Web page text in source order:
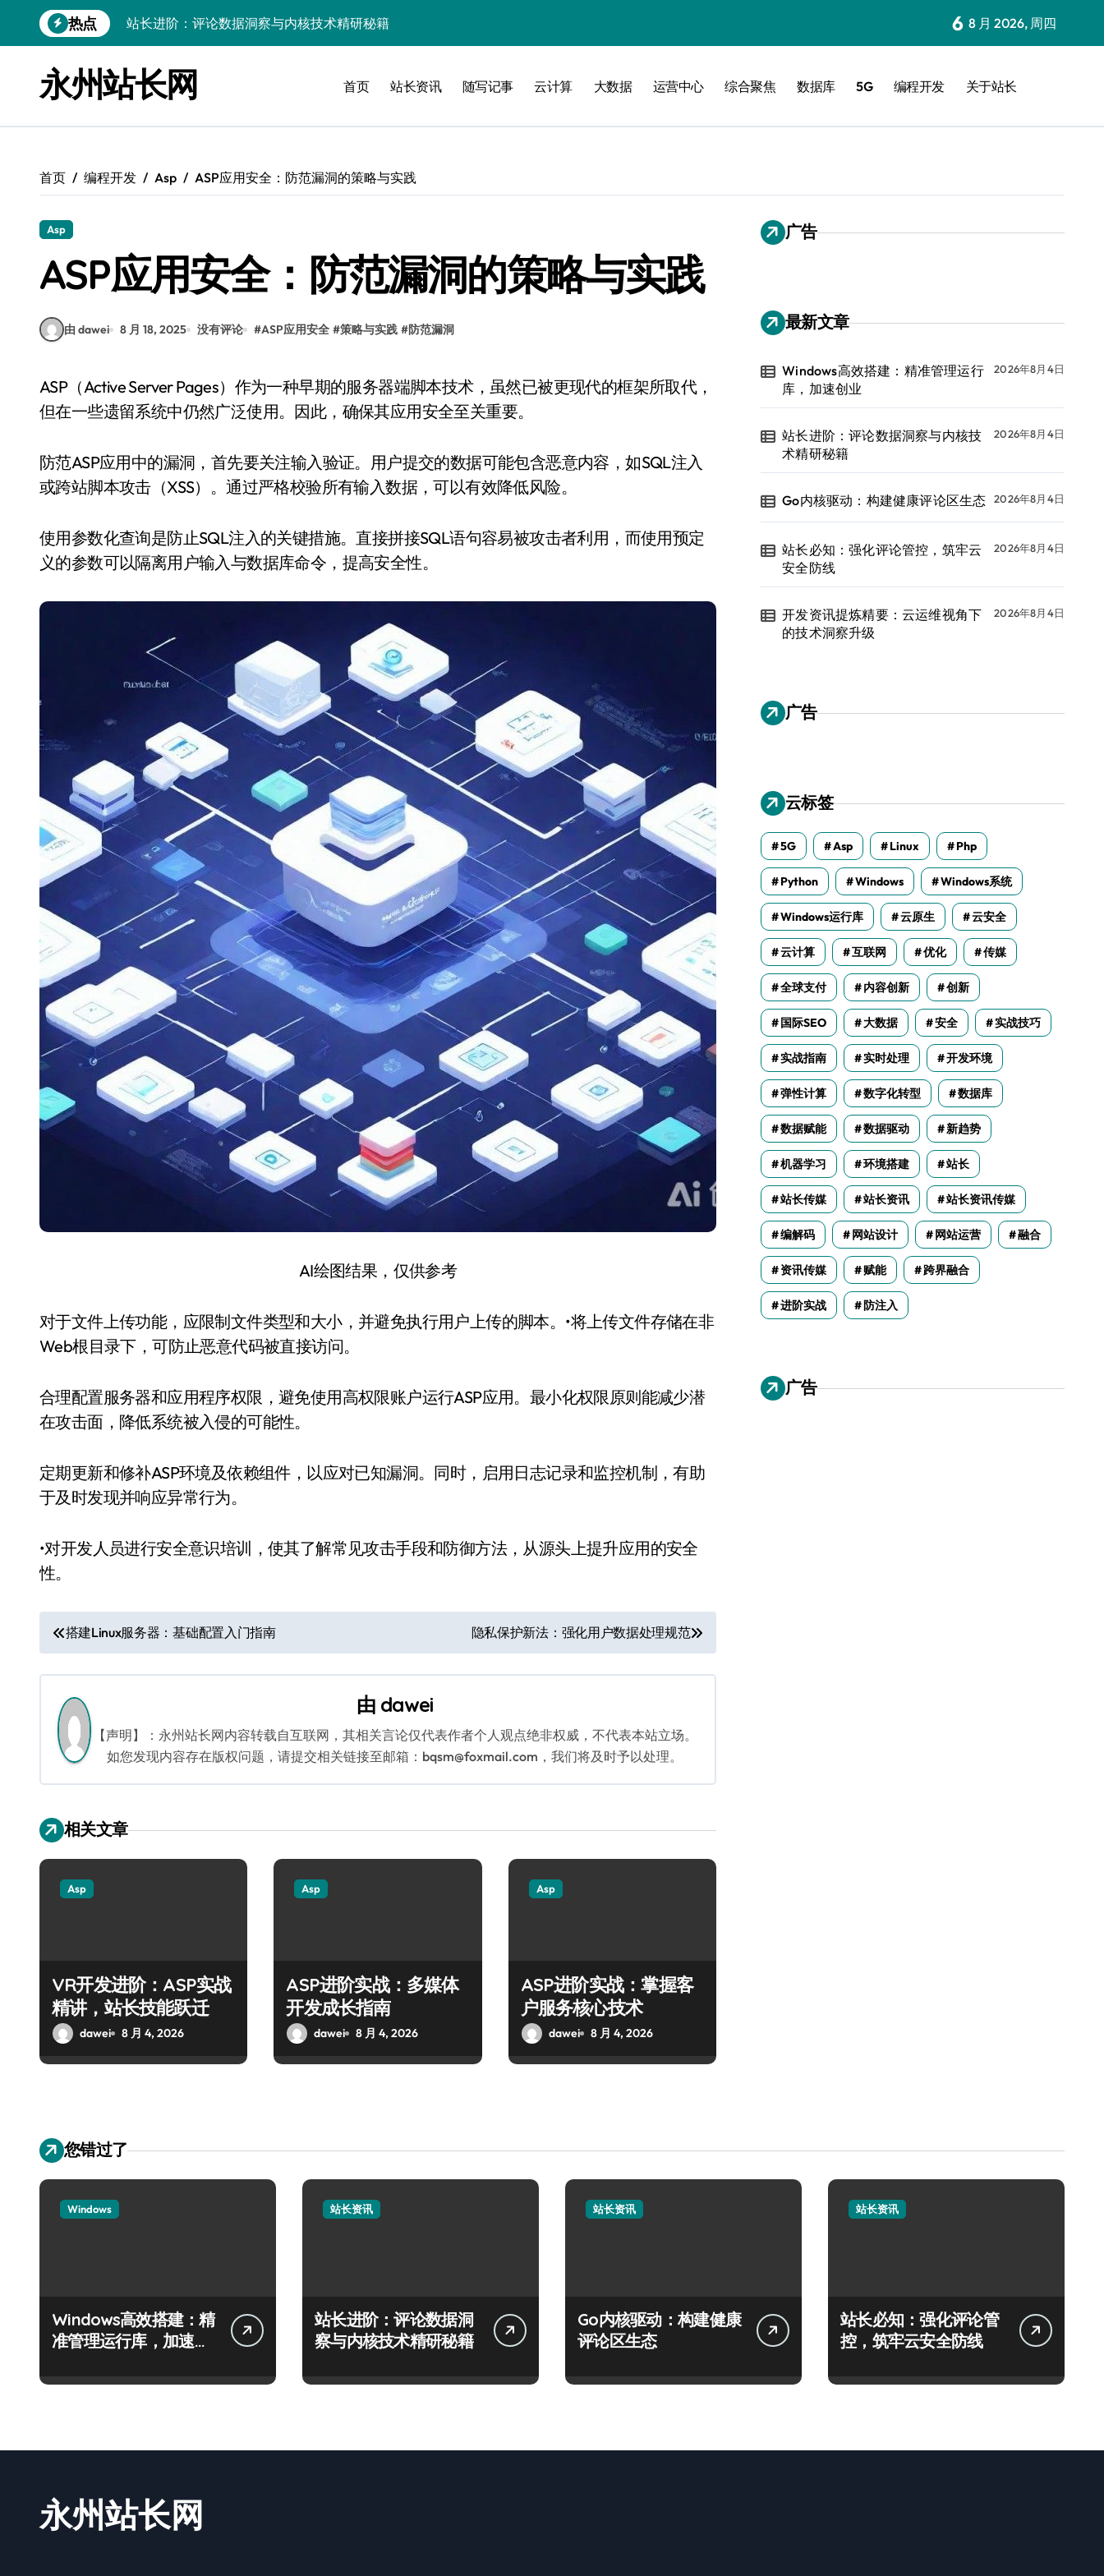
到
热点
站长进阶：评论数据洞察与内核技术精研秘籍
站长必知：强化评论管控，筑牢云安全防线
开发资讯提炼精要：云运维视角下的技术洞察升级
数据驱动交互优化，赋能站长高效运营
Linux机器学习环境搭建速成指南
弹性计算赋能Android云架构性能跃迁
Windows高效搭建：精准管理运行库，加速创业
6 8 月 2026, 周四
永州站长网 首页 站长资讯 随写记事 云计算 大数据 运营中心 综合聚焦 数据库 5G 编程开发 关于站长
首页 编程开发 Asp ASP应用安全：防范漏洞的策略与实践
Asp
ASP应用安全：防范漏洞的策略与实践
由 dawei 8 月 18, 2025 没有评论 #ASP应用安全 #策略与实践 #防范漏洞
ASP（Active Server Pages）作为一种早期的服务器端脚本技术，虽然已被更现代的框架所取代，
但在一些遗留系统中仍然广泛使用。因此，确保其应用安全至关重要。
防范ASP应用中的漏洞，首先要关注输入验证。用户提交的数据可能包含恶意内容，如SQL注入
或跨站脚本攻击（XSS）。通过严格校验所有输入数据，可以有效降低风险。
使用参数化查询是防止SQL注入的关键措施。直接拼接SQL语句容易被攻击者利用，而使用预定
义的参数可以隔离用户输入与数据库命令，提高安全性。
AI绘图结果，仅供参考
对于文件上传功能，应限制文件类型和大小，并避免执行用户上传的脚本。•将上传文件存储在非
Web根目录下，可防止恶意代码被直接访问。
合理配置服务器和应用程序权限，避免使用高权限账户运行ASP应用。最小化权限原则能减少潜
在攻击面，降低系统被入侵的可能性。
定期更新和修补ASP环境及依赖组件，以应对已知漏洞。同时，启用日志记录和监控机制，有助
于及时发现并响应异常行为。
•对开发人员进行安全意识培训，使其了解常见攻击手段和防御方法，从源头上提升应用的安全
性。
文
章
导
航
搭建Linux服务器：基础配置入门指南 隐私保护新法：强化用户数据处理规范
由 dawei
【声明】：永州站长网内容转载自互联网，其相关言论仅代表作者个人观点绝非权威，不代表本站立场。
如您发现内容存在版权问题，请提交相关链接至邮箱：bqsm@foxmail.com，我们将及时予以处理。
相关文章
Asp
VR开发进阶：ASP实战
精讲，站长技能跃迁
dawei 8 月 4, 2026
Asp
ASP进阶实战：多媒体
开发成长指南
dawei 8 月 4, 2026
Asp
ASP进阶实战：掌握客
户服务核心技术
dawei 8 月 4, 2026
广告
最新文章
Windows高效搭建：精准管理运行
库，加速创业
2026年8月4日
站长进阶：评论数据洞察与内核技
术精研秘籍
2026年8月4日
Go内核驱动：构建健康评论区生态 2026年8月4日
站长必知：强化评论管控，筑牢云
安全防线
2026年8月4日
开发资讯提炼精要：云运维视角下
的技术洞察升级
2026年8月4日
广告
云标签
5G Asp Linux Php
Python Windows Windows系统
Windows运行库 云原生 云安全
云计算 互联网 优化 传媒
全球支付 内容创新 创新
国际SEO 大数据 安全 实战技巧
实战指南 实时处理 开发环境
弹性计算 数字化转型 数据库
数据赋能 数据驱动 新趋势
机器学习 环境搭建 站长
站长传媒 站长资讯 站长资讯传媒
编解码 网站设计 网站运营 融合
资讯传媒 赋能 跨界融合
进阶实战 防注入
广告
您错过了
Windows
Windows高效搭建：精
准管理运行库，加速创
站长资讯
站长进阶：评论数据洞
察与内核技术精研秘籍
站长资讯
Go内核驱动：构建健康
评论区生态
站长资讯
站长必知：强化评论管
控，筑牢云安全防线
永州站长网